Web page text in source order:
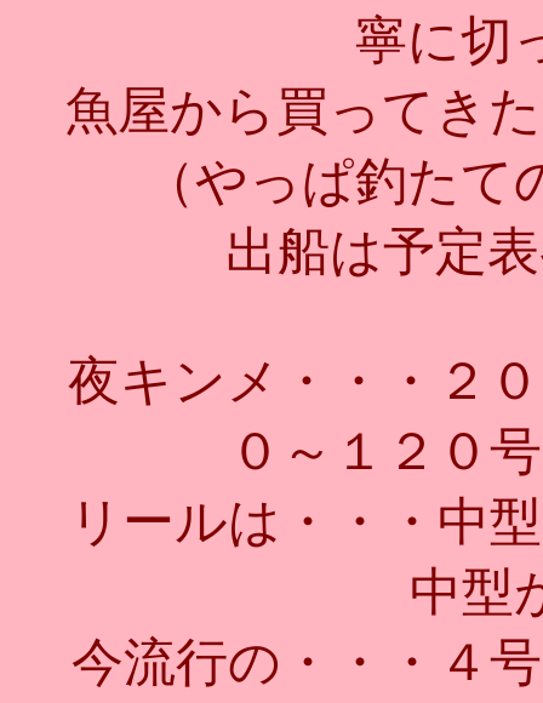
寧に切
魚屋から買ってき
（やっぱ釣た
出船は予定
夜キンメ・・・２
０～１２０
リールは・・・中
中型
今流行の・・・４